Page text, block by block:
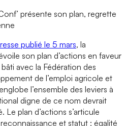
présente son plan, regrette
publié le 5 mars, la
son plan d’actions en faveur
avec la Fédération des
de l’emploi agricole et
l’ensemble des leviers à
digne de ce nom devrait
Le plan d’actions s’articule
et statut ; égalité